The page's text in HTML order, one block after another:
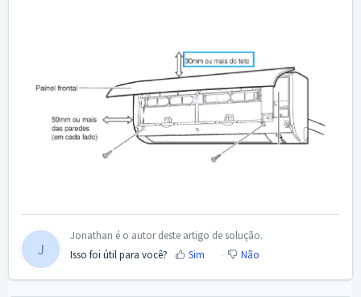
J
Jonathan é o autor deste artigo de solução.
Isso foi útil para você?
Sim Não